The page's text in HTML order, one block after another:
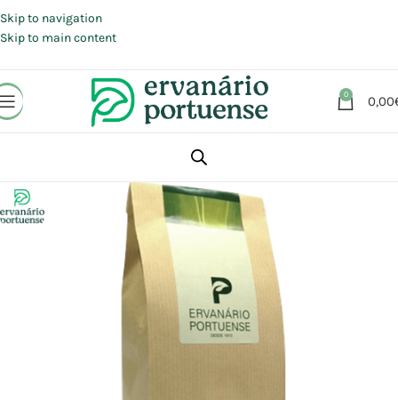
Skip to navigation
Skip to main content
0 0,00